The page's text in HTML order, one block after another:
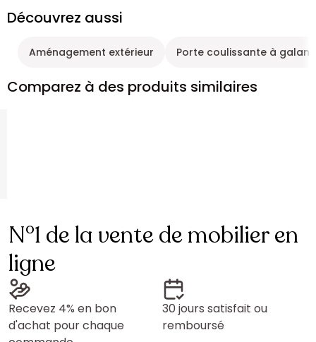
Découvrez aussi
Aménagement extérieur Porte coulissante à
Comparez à des produits similaires
N°1 de la vente de mobilier en
ligne
Recevez 4% en bon
d'achat pour chaque
30 jours satisfait ou
remboursé